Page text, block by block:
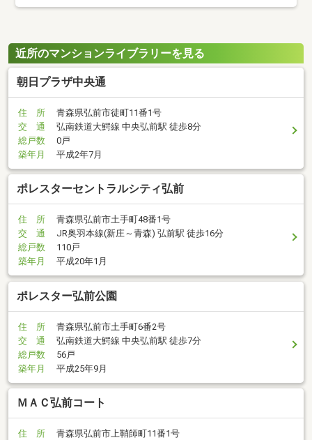
近所のマンションライブラリーを見る
朝日プラザ中央通
住 所
青森県弘前市徒町11番1号
交 通
弘南鉄道大鰐線 中央弘前駅 徒歩8分
総戸数
0戸
築年月
平成2年7月
ポレスターセントラルシティ弘前
住 所
青森県弘前市土手町48番1号
交 通
JR奥羽本線(新庄～青森) 弘前駅 徒歩16分
総戸数
110戸
築年月
平成20年1月
ポレスター弘前公園
住 所
青森県弘前市土手町6番2号
交 通
弘南鉄道大鰐線 中央弘前駅 徒歩7分
総戸数
56戸
築年月
平成25年9月
ＭＡＣ弘前コート
住 所
青森県弘前市上鞘師町11番1号